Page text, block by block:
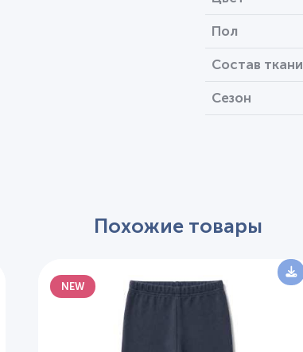
Пол
Состав ткани
Сезон
Похожие товары
NEW